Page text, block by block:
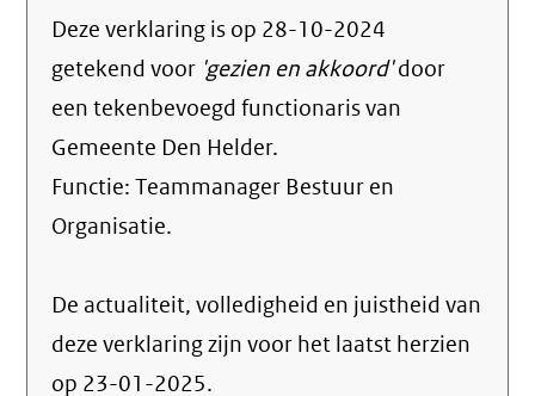
Deze verklaring is op 28-10-2024
getekend voor 'gezien en akkoord'door
een tekenbevoegd functionaris van
Gemeente Den Helder.
Functie:Teammanager Bestuur en
Organisatie.
De actualiteit, volledigheid en juistheid van
deze verklaring zijn voor het laatst herzien
op 23-01-2025.